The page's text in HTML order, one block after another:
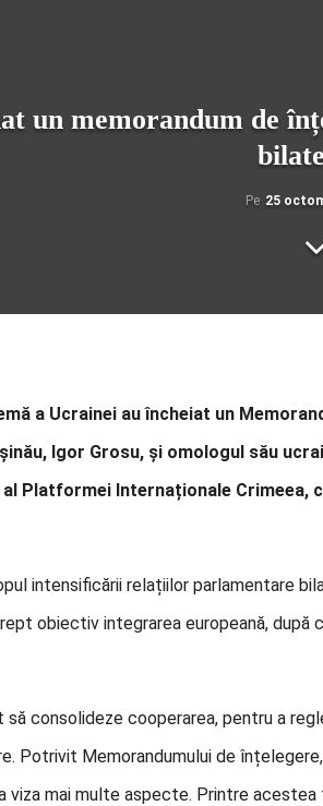
un memorandum de
Pe 25
a Ucrainei au încheiat un
Igor Grosu, și omologul său
Platformei Internaționale Crimeea,
intensificării relațiilor parlamentare
obiectiv integrarea europeană,
consolideze cooperarea, pentru a
Potrivit Memorandumului de
viza mai multe aspecte. Printre